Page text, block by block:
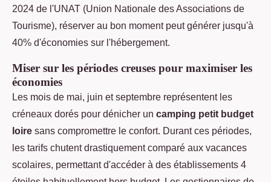
2024 de l'UNAT (Union Nationale des Associations de
Tourisme), réserver au bon moment peut générer jusqu'à
40% d'économies sur l'hébergement.
Miser sur les périodes creuses pour maximiser les
économies
Les mois de mai, juin et septembre représentent les
créneaux dorés pour dénicher un camping petit budget
loire sans compromettre le confort. Durant ces périodes,
les tarifs chutent drastiquement comparé aux vacances
scolaires, permettant d'accéder à des établissements 4